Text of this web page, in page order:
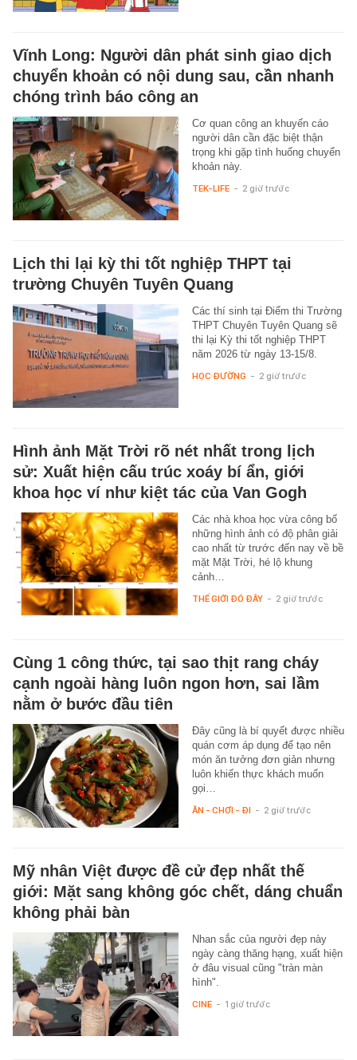
Vĩnh Long: Người dân phát sinh giao dịch
chuyển khoản có nội dung sau, cần nhanh
chóng trình báo công an
Cơ quan công an khuyến cáo
người dân cần đặc biệt thận
trọng khi gặp tình huống chuyển
khoản này.
TEK-LIFE - 2 giờ trước
Lịch thi lại kỳ thi tốt nghiệp THPT tại
trường Chuyên Tuyên Quang
Các thí sinh tại Điểm thi Trường
THPT Chuyên Tuyên Quang sẽ
thi lại Kỳ thi tốt nghiệp THPT
năm 2026 từ ngày 13-15/8.
HỌC ĐƯỜNG - 2 giờ trước
Hình ảnh Mặt Trời rõ nét nhất trong lịch
sử: Xuất hiện cấu trúc xoáy bí ẩn, giới
khoa học ví như kiệt tác của Van Gogh
Các nhà khoa học vừa công bố
những hình ảnh có độ phân giải
cao nhất từ trước đến nay về bề
mặt Mặt Trời, hé lộ khung
cảnh…
THẾ GIỚI ĐÓ ĐÂY - 2 giờ trước
Cùng 1 công thức, tại sao thịt rang cháy
cạnh ngoài hàng luôn ngon hơn, sai lầm
nằm ở bước đầu tiên
Đây cũng là bí quyết được nhiều
quán cơm áp dụng để tạo nên
món ăn tưởng đơn giản nhưng
luôn khiến thực khách muốn
gọi…
ĂN - CHƠI - ĐI - 2 giờ trước
Mỹ nhân Việt được đề cử đẹp nhất thế
giới: Mặt sang không góc chết, dáng chuẩn
không phải bàn
Nhan sắc của người đẹp này
ngày càng thăng hạng, xuất hiện
ở đâu visual cũng "tràn màn
hình".
CINE - 1 giờ trước